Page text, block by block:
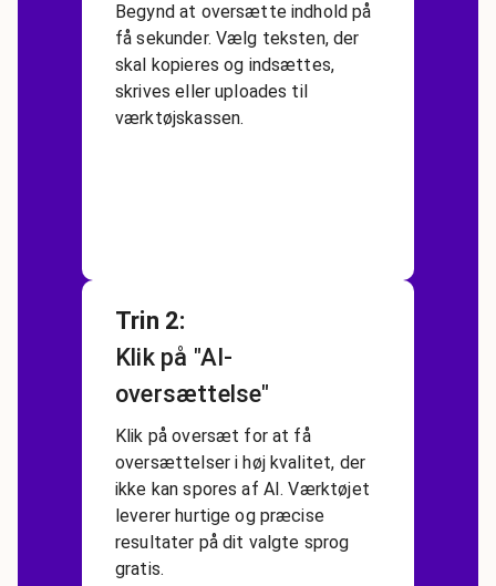
Begynd at oversætte indhold på
få sekunder. Vælg teksten, der
skal kopieres og indsættes,
skrives eller uploades til
værktøjskassen.
Trin 2:
Klik på "AI-
oversættelse"
Klik på oversæt for at få
oversættelser i høj kvalitet, der
ikke kan spores af AI. Værktøjet
leverer hurtige og præcise
resultater på dit valgte sprog
gratis.